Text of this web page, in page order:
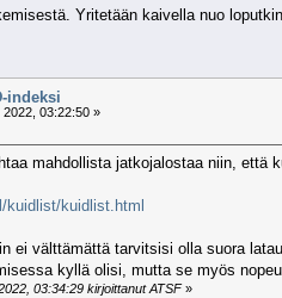
Yritetään kaivella nuo
indeksi
2022, 03:22:50 »
mahdollista jatkojalostaa niin,
kuidlist/kuidlist.html
ei välttämättä tarvitsisi olla suora
kyllä olisi, mutta se myös
03:34:29 kirjoittanut ATSF»